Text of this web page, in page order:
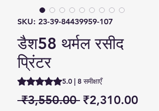
SKU: 23-39-84439959-107
डैश58 थर्मल रसीद
प्रिंटर
5.0 में से 5 स्टार रेटिंग 8 समीक्षाओं के आधार पर है
5.0 | 8 समीक्षाएँ
₹3,550.00 नियमित मूल्य
₹2,310.00